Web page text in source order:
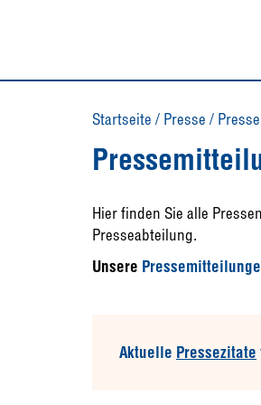
Startseite / Presse /
Hier finden Sie alle
Presseabteilung.
Unsere
Aktuelle Pressezitate